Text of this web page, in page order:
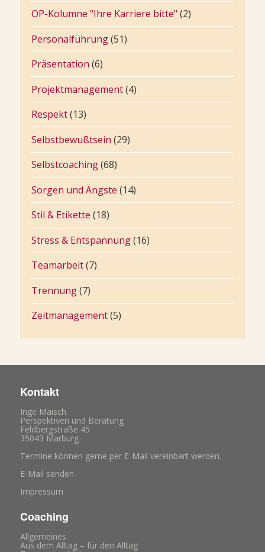
OP-Kolumne "Ihre Karriere bitte" (2)
Personalführung(51)
Präsentation (6)
Projektmanagement(4)
Respekt(13)
Selbstbewußtsein (29)
Selbstcoaching(68)
Sorgen und Ängste (14)
Stil & Etikette (18)
Stress & Entspannung(16)
Teamarbeit(7)
Trennung(7)
Zeitmanagement(5)
Kontakt
Inge Maisch
Perspektiven und Beratung
Feldbergstraße 45
35043 Marburg
Termine können gerne per E-Mail vereinbart werden.
E-Mail senden
Impressum
Coaching
Allgemeines
Aus dem Alltag – für den Alltag